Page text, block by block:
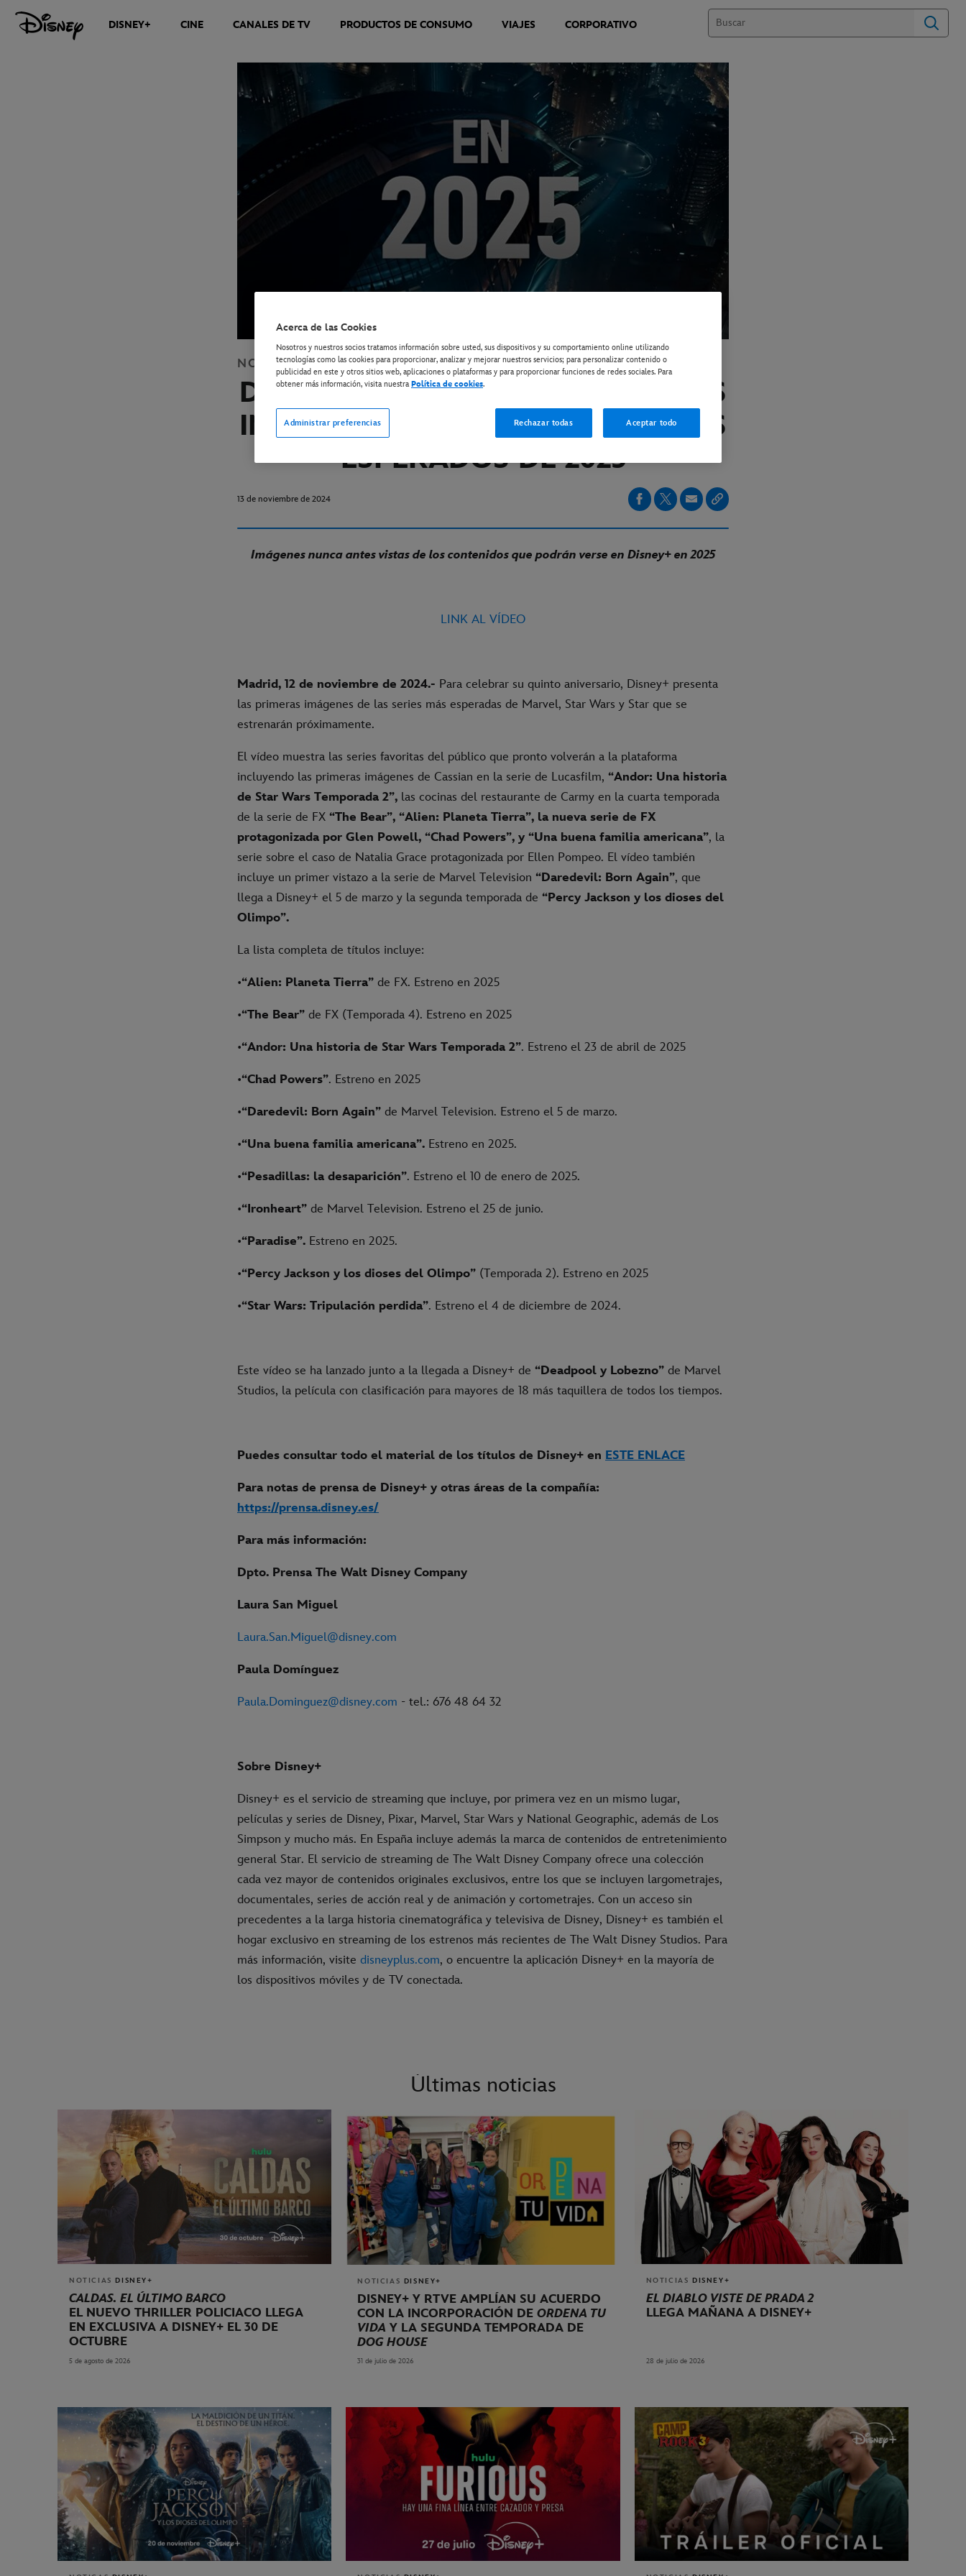
DISNEY+ CINE CANALES DE TV PRODUCTOS DE CONSUMO VIAJES CORPORATIVO
NOTICIAS DISNEY+
DISNEY+ MUESTRA LAS PRIMERAS
IMÁGENES DE LOS ESTRENOS MÁS
ESPERADOS DE 2025
13 de noviembre de 2024
Imágenes nunca antes vistas de los contenidos que podrán verse en Disney+ en 2025
LINK AL VÍDEO
Madrid, 12 de noviembre de 2024.- Para celebrar su quinto aniversario, Disney+ presenta
las primeras imágenes de las series más esperadas de Marvel, Star Wars y Star que se
estrenarán próximamente.
El vídeo muestra las series favoritas del público que pronto volverán a la plataforma
incluyendo las primeras imágenes de Cassian en la serie de Lucasfilm, “Andor: Una historia
de Star Wars Temporada 2”, las cocinas del restaurante de Carmy en la cuarta temporada
de la serie de FX “The Bear”, “Alien: Planeta Tierra”, la nueva serie de FX
protagonizada por Glen Powell, “Chad Powers”, y “Una buena familia americana”, la
serie sobre el caso de Natalia Grace protagonizada por Ellen Pompeo. El vídeo también
incluye un primer vistazo a la serie de Marvel Television “Daredevil: Born Again”, que
llega a Disney+ el 5 de marzo y la segunda temporada de “Percy Jackson y los dioses del
Olimpo”.
La lista completa de títulos incluye:
•“Alien: Planeta Tierra” de FX. Estreno en 2025
•“The Bear” de FX (Temporada 4). Estreno en 2025
•“Andor: Una historia de Star Wars Temporada 2”. Estreno el 23 de abril de 2025
•“Chad Powers”. Estreno en 2025
•“Daredevil: Born Again” de Marvel Television. Estreno el 5 de marzo.
•“Una buena familia americana”. Estreno en 2025.
•“Pesadillas: la desaparición”. Estreno el 10 de enero de 2025.
•“Ironheart” de Marvel Television. Estreno el 25 de junio.
•“Paradise”. Estreno en 2025.
•“Percy Jackson y los dioses del Olimpo” (Temporada 2). Estreno en 2025
•“Star Wars: Tripulación perdida”. Estreno el 4 de diciembre de 2024.
Este vídeo se ha lanzado junto a la llegada a Disney+ de “Deadpool y Lobezno” de Marvel
Studios, la película con clasificación para mayores de 18 más taquillera de todos los tiempos.
Puedes consultar todo el material de los títulos de Disney+ en ESTE ENLACE
Para notas de prensa de Disney+ y otras áreas de la compañía:
https://prensa.disney.es/
Para más información:
Dpto. Prensa The Walt Disney Company
Laura San Miguel
Laura.San.Miguel@disney.com
Paula Domínguez
Paula.Dominguez@disney.com - tel.: 676 48 64 32
Sobre Disney+
Disney+ es el servicio de streaming que incluye, por primera vez en un mismo lugar,
películas y series de Disney, Pixar, Marvel, Star Wars y National Geographic, además de Los
Simpson y mucho más. En España incluye además la marca de contenidos de entretenimiento
general Star. El servicio de streaming de The Walt Disney Company ofrece una colección
cada vez mayor de contenidos originales exclusivos, entre los que se incluyen largometrajes,
documentales, series de acción real y de animación y cortometrajes. Con un acceso sin
precedentes a la larga historia cinematográfica y televisiva de Disney, Disney+ es también el
hogar exclusivo en streaming de los estrenos más recientes de The Walt Disney Studios. Para
más información, visite disneyplus.com, o encuentre la aplicación Disney+ en la mayoría de
los dispositivos móviles y de TV conectada.
Últimas noticias
NOTICIAS DISNEY+
CALDAS. EL ÚLTIMO BARCO
EL NUEVO THRILLER POLICIACO LLEGA
EN EXCLUSIVA A DISNEY+ EL 30 DE
OCTUBRE
5 de agosto de 2026
NOTICIAS DISNEY+
DISNEY+ Y RTVE AMPLÍAN SU ACUERDO
CON LA INCORPORACIÓN DEORDENA TU
VIDA Y LA SEGUNDA TEMPORADA DE
DOG HOUSE
31 de julio de 2026
NOTICIAS DISNEY+
EL DIABLO VISTE DE PRADA 2
LLEGA MAÑANA A DISNEY+
28 de julio de 2026
Acerca de las Cookies
Nosotros y nuestros socios tratamos información sobre usted, sus dispositivos y su comportamiento online utilizando
tecnologías como las cookies para proporcionar, analizar y mejorar nuestros servicios; para personalizar contenido o
publicidad en este y otros sitios web, aplicaciones o plataformas y para proporcionar funciones de redes sociales. Para
obtener más información, visita nuestraPolítica de cookies.
Administrar preferencias Rechazar todas Aceptar todo